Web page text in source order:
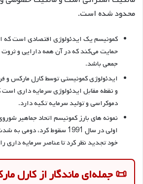
محدود شده است.
کمونیسم یک ایدئولوژی اقتصادی است که
حمایت می‌کند که در آن همه دارایی و ثروت
جمعی باشد.
ایدئولوژی کمونیستی توسط کارل مارکس
و نقطه مقابل ایدئولوژی سرمایه داری
دموکراسی و تولید سرمایه تکیه دارد.
نمونه های بارز کمونیسم اتحاد جماهیر
اولی در سال 1991 سقوط کرد،
خود تجدید نظر کرد تا عناصر سرمایه داری
📜 جمله‌ای ماندگار از کارل